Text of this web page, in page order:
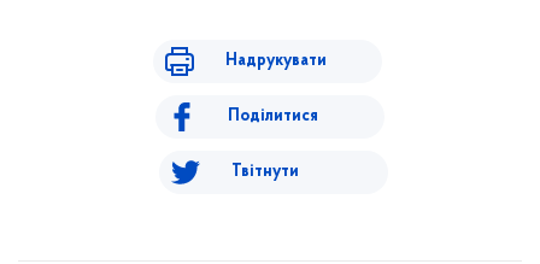
Надрукувати
Поділитися
Твітнути